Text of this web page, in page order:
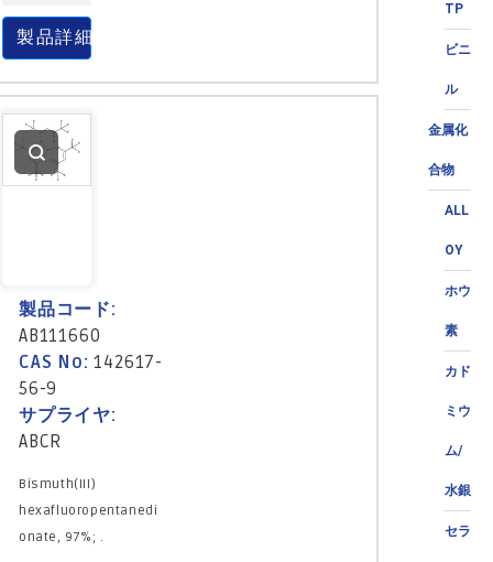
TP
ビニ
ル
金属化
合物
ALL
OY
ホウ
素
カド
ミウ
ム/
水銀
セラ
製品詳細
製品コード:
AB111660
CAS No:142617-
56-9
サプライヤ:
ABCR
Bismuth(III)
hexafluoropentanedi
onate, 97%; .